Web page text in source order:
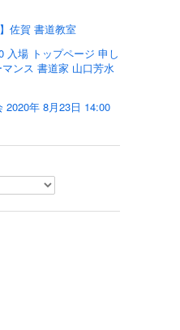
佐賀 書道教室
入場 トップページ 申し
ンス 書道家 山口芳水
2020年 8月23日 14:00